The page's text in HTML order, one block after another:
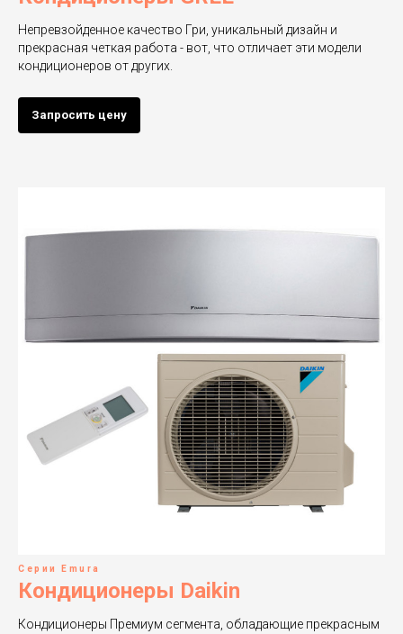
Непревзойденное качество Гри, уникальный дизайн и
прекрасная четкая работа - вот, что отличает эти модели
кондиционеров от других.
Запросить цену
Серии Emura
Кондиционеры Daikin
Кондиционеры Премиум сегмента, обладающие прекрасным